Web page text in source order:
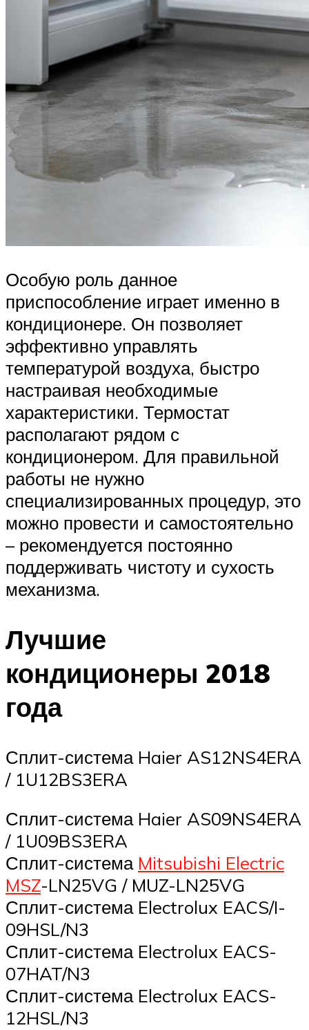
Особую роль данное
приспособление играет именно в
кондиционере. Он позволяет
эффективно управлять
температурой воздуха, быстро
настраивая необходимые
характеристики. Термостат
располагают рядом с
кондиционером. Для правильной
работы не нужно
специализированных процедур, это
можно провести и самостоятельно
– рекомендуется постоянно
поддерживать чистоту и сухость
механизма.
Лучшие
кондиционеры 2018
года
Сплит-система Haier AS12NS4ERA
/ 1U12BS3ERA
Сплит-система Haier AS09NS4ERA
/ 1U09BS3ERA
Сплит-система Mitsubishi Electric
MSZ-LN25VG / MUZ-LN25VG
Сплит-система Electrolux EACS/I-
09HSL/N3
Сплит-система Electrolux EACS-
07HAT/N3
Сплит-система Electrolux EACS-
12HSL/N3